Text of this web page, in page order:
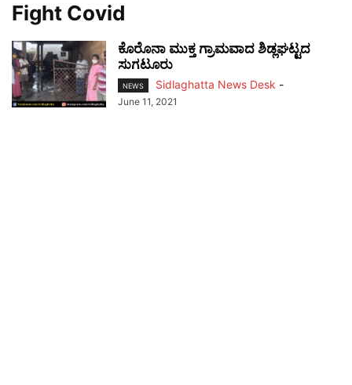
Fight Covid
ಕೊರೊನಾ ಮುಕ್ತ ಗ್ರಾಮವಾದ ಶಿಡ್ಲಘಟ್ಟದ
ಸುಗಟೂರು
NEWS Sidlaghatta News Desk -
June 11, 2021